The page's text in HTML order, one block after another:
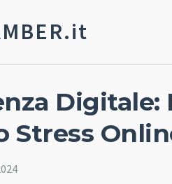
Digitale:
Stress